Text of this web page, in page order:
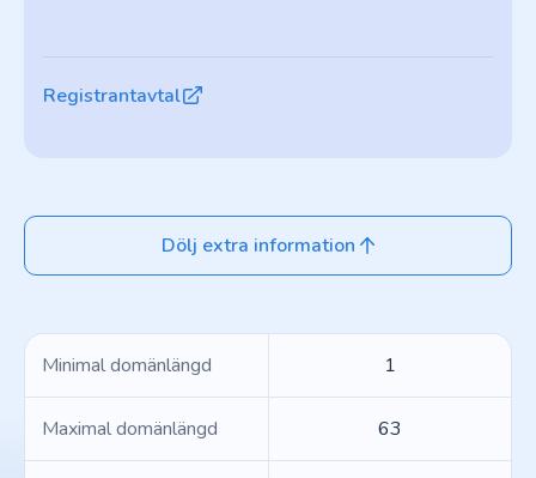
Registrantavtal
Dölj extra information
Minimal domänlängd 1
Maximal domänlängd 63